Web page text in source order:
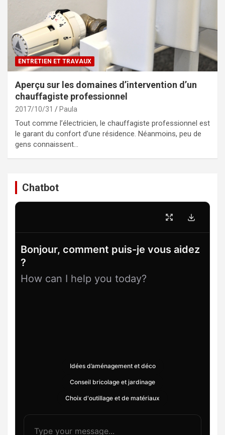
ENTRETIEN ET TRAVAUX
Aperçu sur les domaines d’intervention d’un
chauffagiste professionnel
2017/10/31 Paula
Tout comme l’électricien, le chauffagiste professionnel est
le garant du confort d’une résidence. Néanmoins, peu de
gens connaissent…
Chatbot
Bonjour, comment puis-je vous aidez
?
How can I help you today?
Idées d’aménagement et déco
Conseil bricolage et jardinage
Choix d'outillage et de matériaux